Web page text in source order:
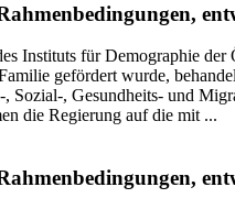
Instituts für Demographie der
gefördert wurde,
, Gesundheits- und
die Regierung auf die mit ...